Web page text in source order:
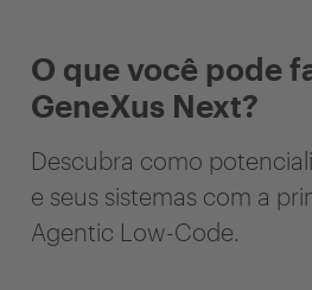
O que você pode
GeneXus Next?
Descubra como
e seus sistemas com a
Agentic Low-Code.